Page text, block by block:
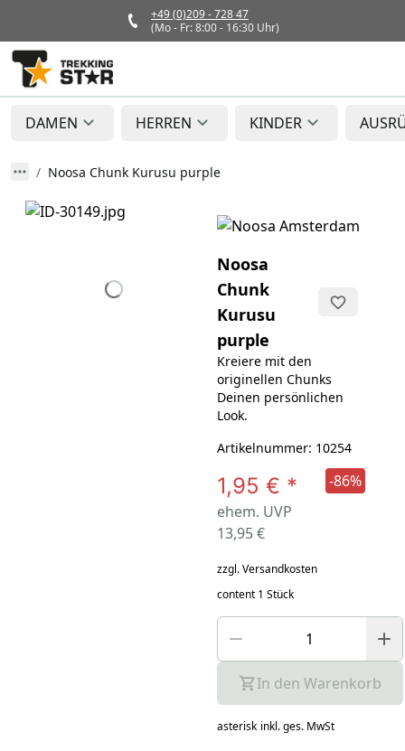
+49 (0)209 - 728 47
(Mo - Fr: 8:00 - 16:30 Uhr)
DAMEN HERREN KINDER
Noosa Chunk Kurusu purple
Noosa
Chunk
Kurusu
purple
Kreiere mit den
originellen Chunks
Deinen persönlichen
Look.
Artikelnummer: 10254
1,95 € *
ehem. UVP
13,95 €
-86%
zzgl. Versandkosten
content 1 Stück
In den Warenkorb
asterisk inkl. ges. MwSt